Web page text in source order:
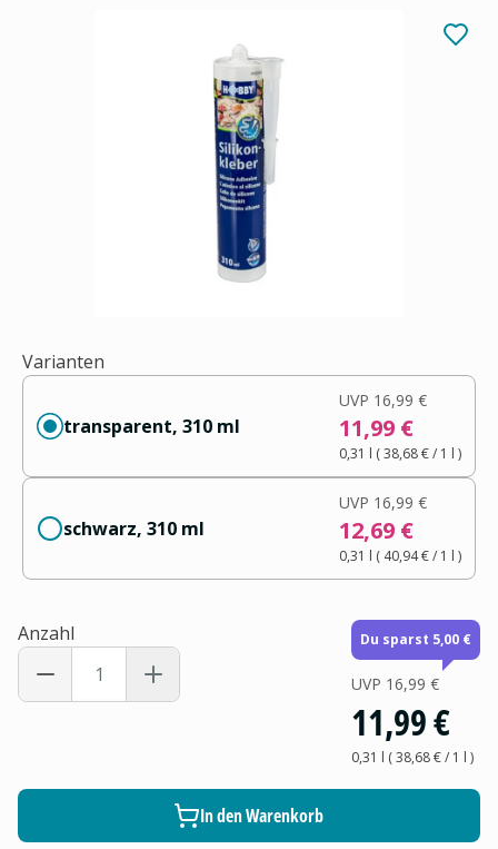
Varianten
transparent, 310 ml
UVP 16,99 €
11,99 €
0,31 l (38,68 €/ 1 l )
schwarz, 310 ml
UVP 16,99 €
12,69 €
0,31 l ( 40,94 €/ 1 l )
Anzahl Du sparst 5,00 €
UVP 16,99 €
11,99 €
0,31 l (38,68 €/ 1 l )
In den Warenkorb